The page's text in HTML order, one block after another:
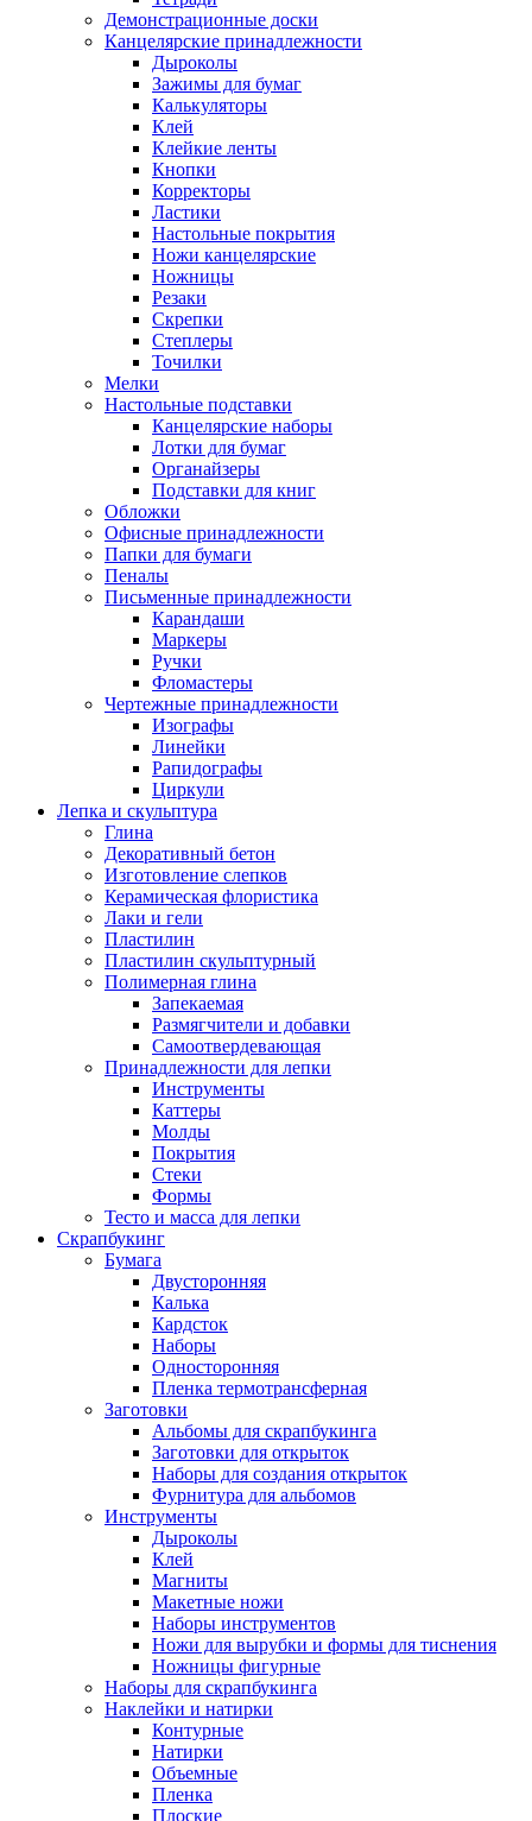
Демонстрационные доски
Канцелярские принадлежности
Дыроколы
Зажимы для бумаг
Калькуляторы
Клей
Клейкие ленты
Кнопки
Корректоры
Ластики
Настольные покрытия
Ножи канцелярские
Ножницы
Резаки
Скрепки
Степлеры
Точилки
Мелки
Настольные подставки
Канцелярские наборы
Лотки для бумаг
Органайзеры
Подставки для книг
Обложки
Офисные принадлежности
Папки для бумаги
Пеналы
Письменные принадлежности
Карандаши
Маркеры
Ручки
Фломастеры
Чертежные принадлежности
Изографы
Линейки
Рапидографы
Циркули
Лепка и скульптура
Глина
Декоративный бетон
Изготовление слепков
Керамическая флористика
Лаки и гели
Пластилин
Пластилин скульптурный
Полимерная глина
Запекаемая
Размягчители и добавки
Самоотвердевающая
Принадлежности для лепки
Инструменты
Каттеры
Молды
Покрытия
Стеки
Формы
Тесто и масса для лепки
Скрапбукинг
Бумага
Двусторонняя
Калька
Кардсток
Наборы
Односторонняя
Пленка термотрансферная
Заготовки
Альбомы для скрапбукинга
Заготовки для открыток
Наборы для создания открыток
Фурнитура для альбомов
Инструменты
Дыроколы
Клей
Магниты
Макетные ножи
Наборы инструментов
Ножи для вырубки и формы для тиснения
Ножницы фигурные
Наборы для скрапбукинга
Наклейки и натирки
Контурные
Натирки
Объемные
Пленка
Плоские